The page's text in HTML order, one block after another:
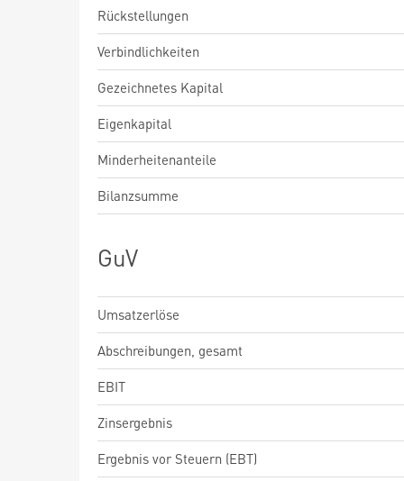
Rückstellungen
Verbindlichkeiten
Gezeichnetes Kapital
Eigenkapital
Minderheitenanteile
Bilanzsumme
GuV
Umsatzerlöse
Abschreibungen, gesamt
EBIT
Zinsergebnis
Ergebnis vor Steuern (EBT)